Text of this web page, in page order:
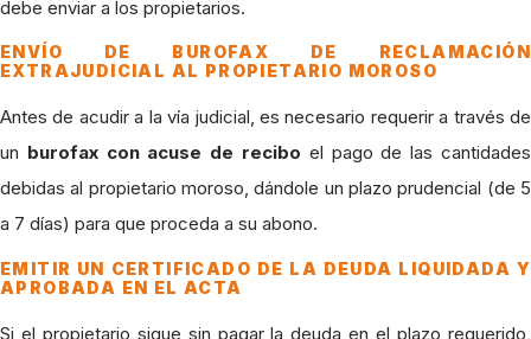
debe enviar a los propietarios.
ENVÍO DE BUROFAX DE RECLAMACIÓN
EXTRAJUDICIAL AL PROPIETARIO MOROSO
Antes de acudir a la vía judicial, es necesario requerir a través de
un burofax con acuse de recibo el pago de las cantidades
debidas al propietario moroso, dándole un plazo prudencial (de 5
a 7 días) para que proceda a su abono.
EMITIR UN CERTIFICADO DE LA DEUDA LIQUIDADA Y
APROBADA EN EL ACTA
Si el propietario sigue sin pagar la deuda en el plazo requerido,